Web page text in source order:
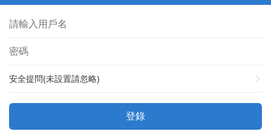
安全提問(未設置請忽略)
登錄